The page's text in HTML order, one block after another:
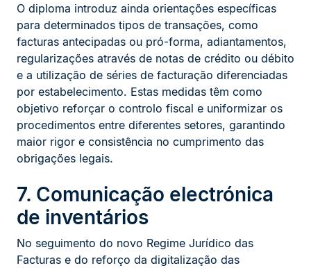
O diploma introduz ainda orientações específicas
para determinados tipos de transações, como
facturas antecipadas ou pró-forma, adiantamentos,
regularizações através de notas de crédito ou débito
e a utilização de séries de facturação diferenciadas
por estabelecimento. Estas medidas têm como
objetivo reforçar o controlo fiscal e uniformizar os
procedimentos entre diferentes setores, garantindo
maior rigor e consistência no cumprimento das
obrigações legais.
7. Comunicação electrónica
de inventários
No seguimento do novo Regime Jurídico das
Facturas e do reforço da digitalização das